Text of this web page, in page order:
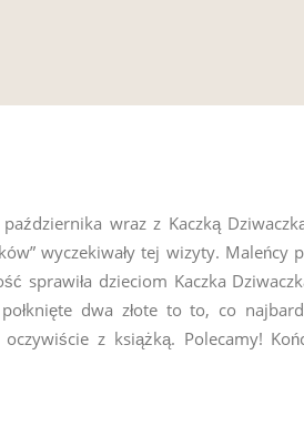
wraz z Kaczką
wyczekiwały tej wizyty. Maleńcy
sprawiła dzieciom Kaczka
dwa złote to to, co
z książką. Polecamy!